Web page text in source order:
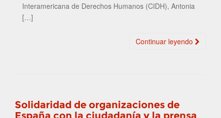
Interamericana de Derechos Humanos (CIDH), Antonia
[…]
Continuar leyendo
Solidaridad de organizaciones de
España con la ciudadanía y la prensa